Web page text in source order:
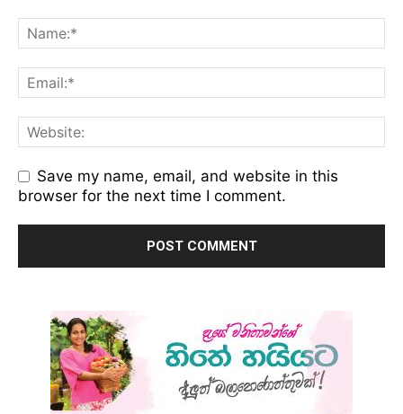
Save my name, email, and website in this
browser for the next time I comment.